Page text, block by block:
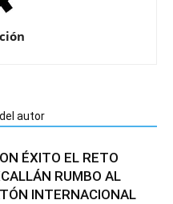
autor
ÉXITO EL RETO
RUMBO AL
INTERNACIONAL